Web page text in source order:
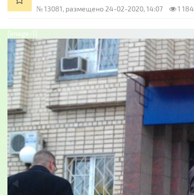
№ 13081, размещено 24-02-2020, 14:07 1 184
[image-1]